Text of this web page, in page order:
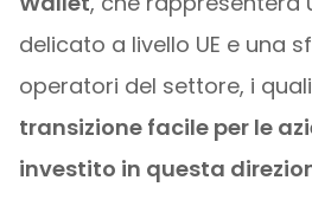
delicato a livello UE e una
operatori del settore, i
transizione facile per le
investito in questa